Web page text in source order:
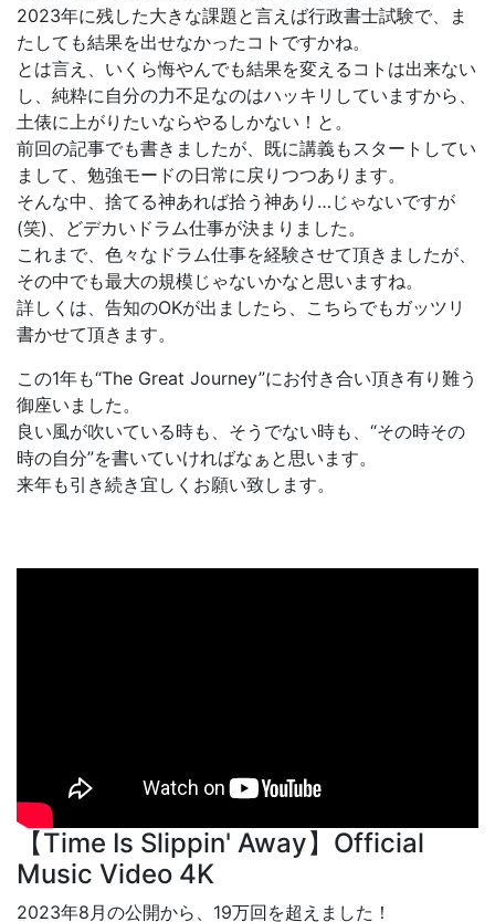
2023年に残した大きな課題と言えば行政書士試験で、ま
たしても結果を出せなかったコトですかね。
とは言え、いくら悔やんでも結果を変えるコトは出来ない
し、純粋に自分の力不足なのはハッキリしていますから、
土俵に上がりたいならやるしかない！と。
前回の記事でも書きましたが、既に講義もスタートしてい
まして、勉強モードの日常に戻りつつあります。
そんな中、捨てる神あれば拾う神あり…じゃないですが
(笑)、どデカいドラム仕事が決まりました。
これまで、色々なドラム仕事を経験させて頂きましたが、
その中でも最大の規模じゃないかなと思いますね。
詳しくは、告知のOKが出ましたら、こちらでもガッツリ
書かせて頂きます。
この1年も“The Great Journey”にお付き合い頂き有り難う
御座いました。
良い風が吹いている時も、そうでない時も、“その時その
時の自分”を書いていければなぁと思います。
来年も引き続き宜しくお願い致します。
【Time Is Slippin' Away】Official
Music Video 4K
2023年8月の公開から、19万回を超えました！